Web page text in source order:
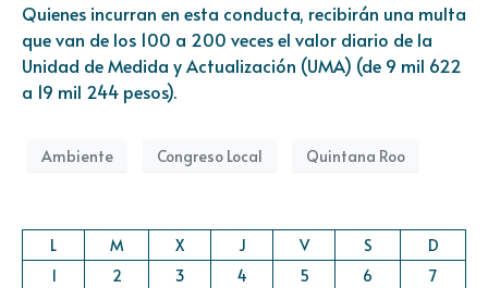
Quienes incurran en esta conducta, recibirán una multa
que van de los 100 a 200 veces el valor diario de la
Unidad de Medida y Actualización (UMA) (de 9 mil 622
a 19 mil 244 pesos).
Ambiente Congreso Local Quintana Roo
L M X J V S
D
1
2 3 4 5 6
7